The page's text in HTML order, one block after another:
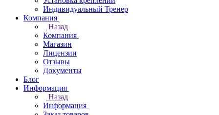
Индивидуальный Тренер
Компания
Назад
Компания
Магазин
Лицензии
Отзывы
Документы
Блог
Информация
Назад
Информация